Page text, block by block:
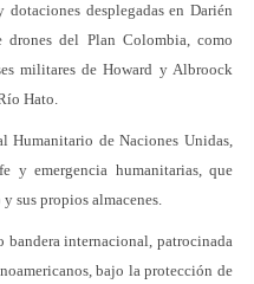
desplegadas en Darién
drones del Plan Colombia, como
militares de Howard y Albroock
Hato.
Humanitario de Naciones Unidas,
y emergencia humanitarias, que
sus propios almacenes.
bandera internacional, patrocinada
bajo la protección de